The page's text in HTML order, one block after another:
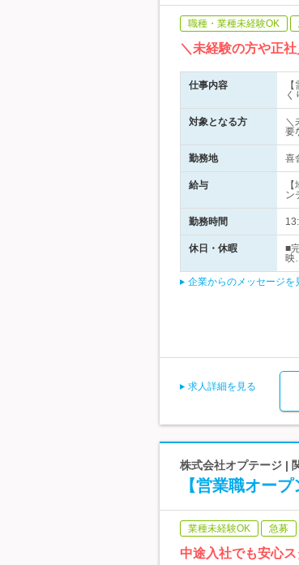
職種・業種未経験OK
＼未経験の方や正
仕事内容
く
対象となる方
＼
要
勤務地 喜
給与
ン
勤務時間
休日・休暇
■
映
企業からのメッセージを
求人詳細を見る
株式会社オプテージ |
【営業職オープ
業種未経験OK 急募
中途入社でも安心